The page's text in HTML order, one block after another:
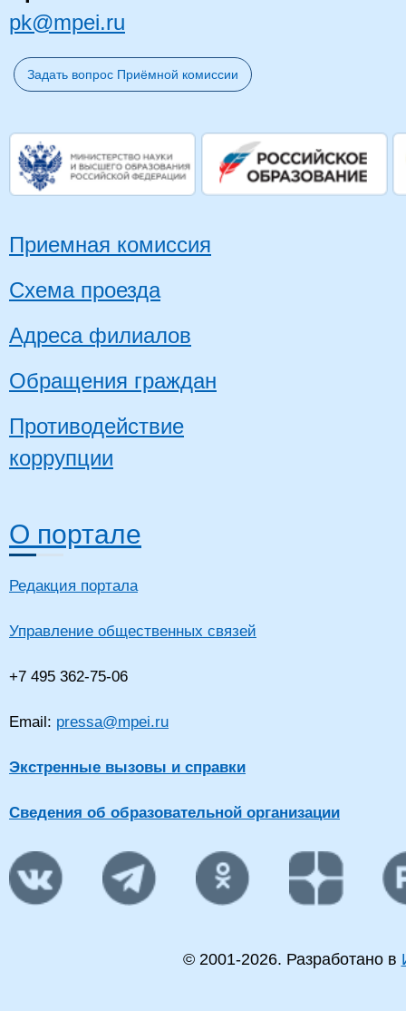
pk@mpei.ru
Задать вопрос Приёмной комиссии
Приемная комиссия
Схема проезда
Адреса филиалов
Обращения граждан
Противодействие
коррупции
О портале
Редакция портала
Управление общественных связей
+7 495 362-75-06
Email: pressa@mpei.ru
Экстренные вызовы и справки
Сведения об образовательной организации
© 2001-2026. Разработано в